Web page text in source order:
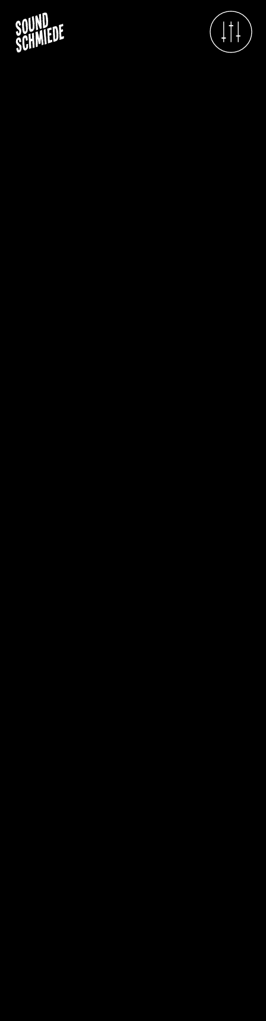
Projektübersicht